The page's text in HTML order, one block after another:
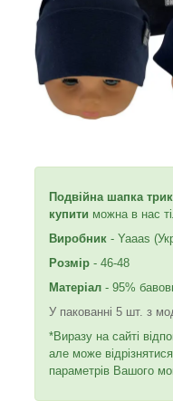
Подвійна шапка
купити можна в нас
Виробник - Yaaas
Розмір - 46-48
Матеріал - 95%
У пакованні 5 шт. з
*Виразу на сайті
але може
параметрів Вашого